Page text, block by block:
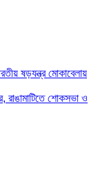
ষড়যন্ত্র মোকাবেলায়
রাঙামাটিতে শোকসভা ও